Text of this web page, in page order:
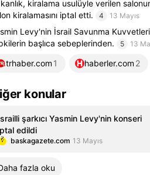
kiralama usulüyle verilen
kiralamasını iptal etti.
4 13 Mayıs
Levy'nin İsrail Savunma
başlıca sebeplerinden.
5 13
trhaber.com 1 haberler.com 2
konular
şarkıcı Yasmin Levy'nin konseri
edildi
baskagazete.com 13 Mayıs
fazla oku